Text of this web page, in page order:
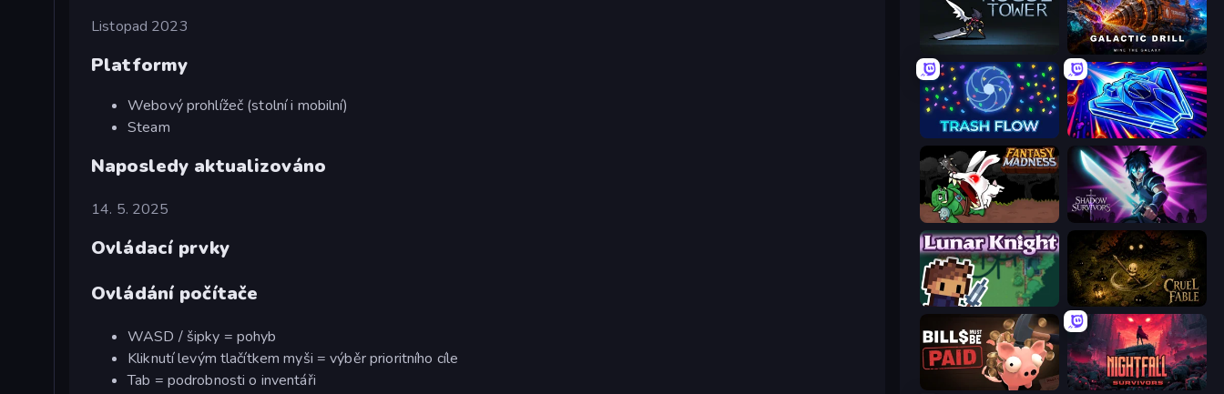
Listopad 2023
Platformy
Webový prohlížeč (stolní i mobilní)
Steam
Naposledy aktualizováno
14. 5. 2025
Ovládací prvky
Ovládání počítače
WASD / šipky = pohyb
Kliknutí levým tlačítkem myši = výběr prioritního cíle
Tab = podrobnosti o inventáři
Rogue Tower Galactic Drill
Trash Flow Stellar Swarm
Fantasy Madness Shadow Survivors
Lunar Knight Cruel Fable
Bills Must Be Paid Nightfall Survivors